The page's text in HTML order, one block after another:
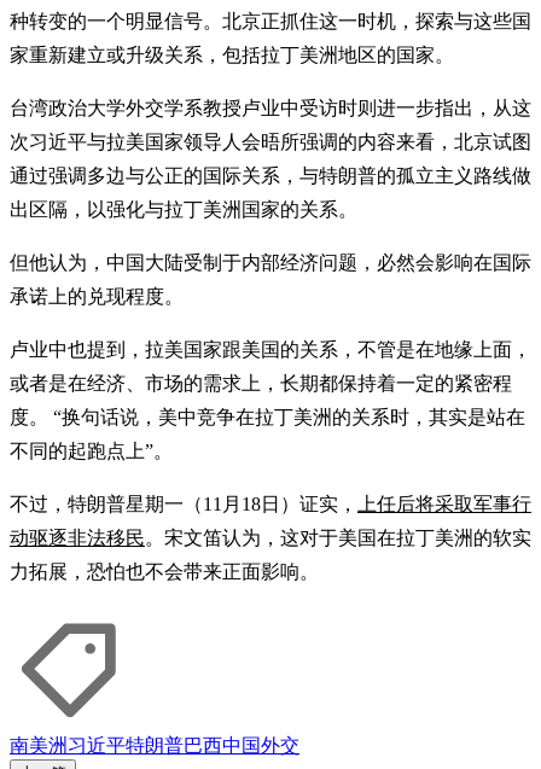
种转变的一个明显信号。北京正抓住这一时机，探索与这些国
家重新建立或升级关系，包括拉丁美洲地区的国家。
台湾政治大学外交学系教授卢业中受访时则进一步指出，从这
次习近平与拉美国家领导人会晤所强调的内容来看，北京试图
通过强调多边与公正的国际关系，与特朗普的孤立主义路线做
出区隔，以强化与拉丁美洲国家的关系。
但他认为，中国大陆受制于内部经济问题，必然会影响在国际
承诺上的兑现程度。
卢业中也提到，拉美国家跟美国的关系，不管是在地缘上面，
或者是在经济、市场的需求上，长期都保持着一定的紧密程
度。 “换句话说，美中竞争在拉丁美洲的关系时，其实是站在
不同的起跑点上”。
不过，特朗普星期一（11月18日）证实， 上任后将采取军事行
动驱逐非法移民。宋文笛认为，这对于美国在拉丁美洲的软实
力拓展，恐怕也不会带来正面影响。
南美洲 习近平特朗普巴西中国外交